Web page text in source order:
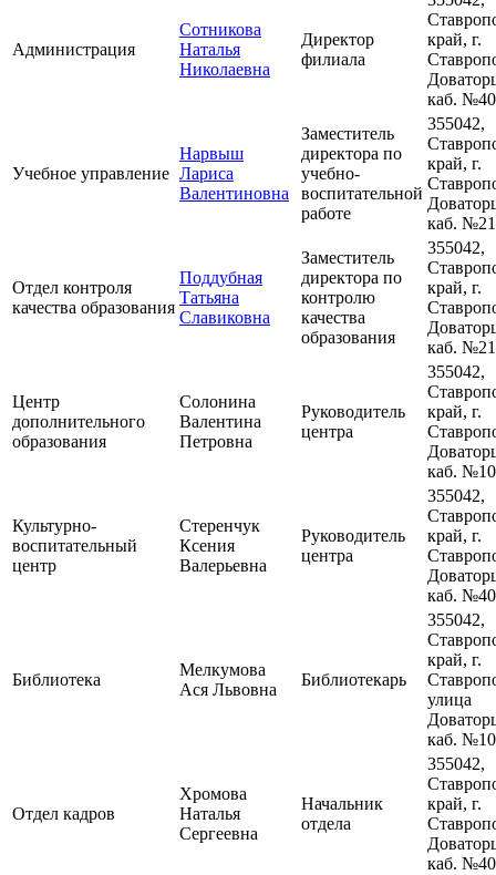
Администрация
Сотникова
Наталья
Николаевна
Директор
филиала
край, г.
каб.
Учебное управление
Нарвыш
Лариса
Валентиновна
Заместитель
директора по
учебно-
воспитательной
работе
355042,
край, г.
каб.
Отдел контроля
качества образования
Поддубная
Татьяна
Славиковна
Заместитель
директора по
контролю
качества
образования
355042,
край, г.
каб.
Центр
дополнительного
образования
Солонина
Валентина
Петровна
Руководитель
центра
355042,
край, г.
каб.
Культурно-
воспитательный
центр
Стеренчук
Ксения
Валерьевна
Руководитель
центра
355042,
край, г.
каб.
Библиотека
Мелкумова
Ася Львовна
Библиотекарь
355042,
край, г.
улица
каб.
Отдел кадров
Хромова
Наталья
Сергеевна
Начальник
отдела
355042,
край, г.
каб.